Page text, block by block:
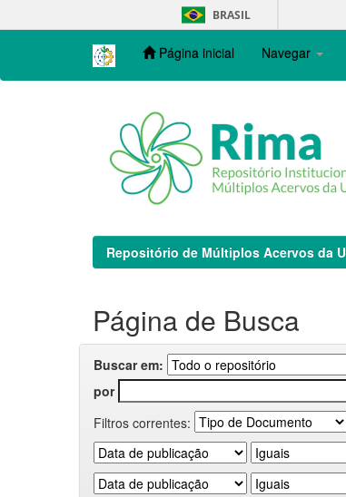
navigation
BRASIL
Página inicial Navegar
Repositório de Múltiplos Acervos da
Página de Busca
Buscar em:
por
Filtros correntes: